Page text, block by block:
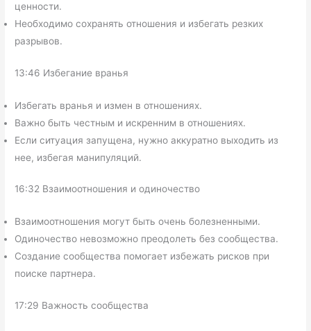
ценности.
Необходимо сохранять отношения и избегать резких
разрывов.
13:46 Избегание вранья
Избегать вранья и измен в отношениях.
Важно быть честным и искренним в отношениях.
Если ситуация запущена, нужно аккуратно выходить из
нее, избегая манипуляций.
16:32 Взаимоотношения и одиночество
Взаимоотношения могут быть очень болезненными.
Одиночество невозможно преодолеть без сообщества.
Создание сообщества помогает избежать рисков при
поиске партнера.
17:29 Важность сообщества